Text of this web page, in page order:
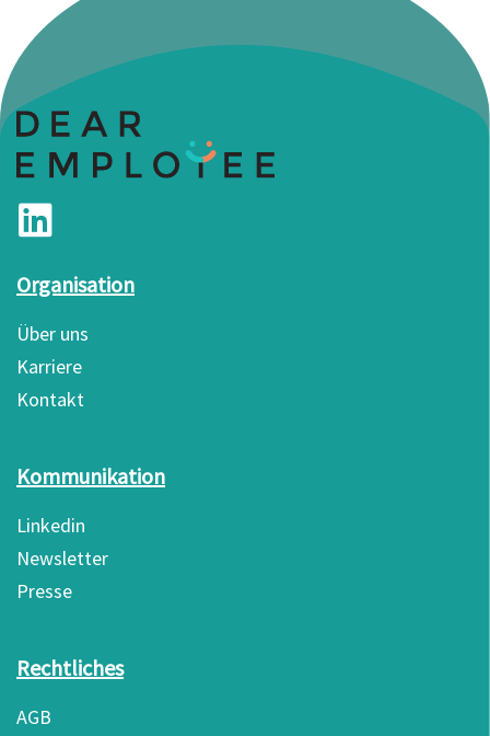
Organisation
Über uns
Karriere
Kontakt
Kommunikation
Linkedin
Newsletter
Presse
Rechtliches
AGB